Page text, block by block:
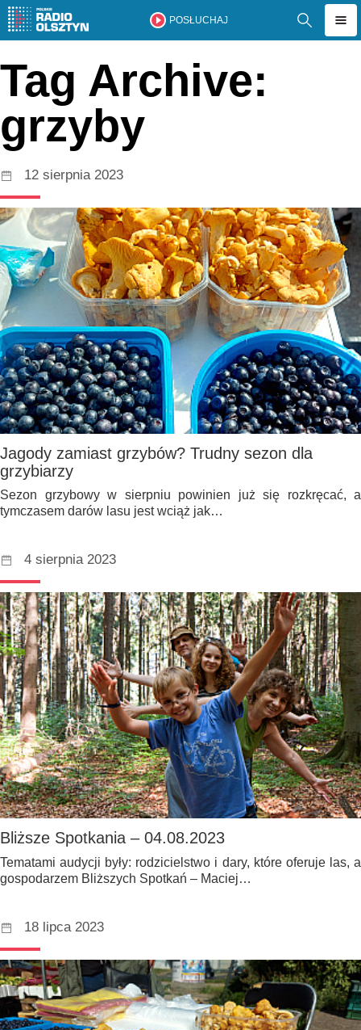
POSŁUCHAJ
Tag Archive:
grzyby
12 sierpnia 2023
Jagody zamiast grzybów? Trudny sezon dla
grzybiarzy
Sezon grzybowy w sierpniu powinien już się rozkręcać, a
tymczasem darów lasu jest wciąż jak…
4 sierpnia 2023
Bliższe Spotkania – 04.08.2023
Tematami audycji były: rodzicielstwo i dary, które oferuje las, a
gospodarzem Bliższych Spotkań – Maciej…
18 lipca 2023